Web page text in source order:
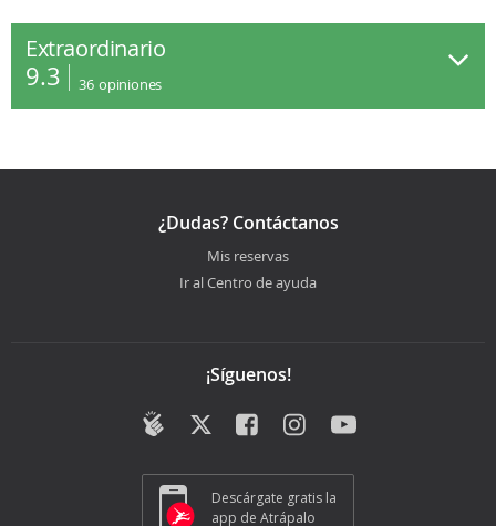
Extraordinario
9.3 36 opiniones
¿Dudas? Contáctanos
Mis reservas
Ir al Centro de ayuda
¡Síguenos!
Descárgate gratis la
app de Atrápalo